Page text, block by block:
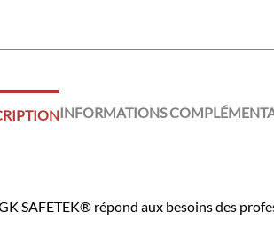
INFORMATIONS
SAFETEK® répond aux besoins des